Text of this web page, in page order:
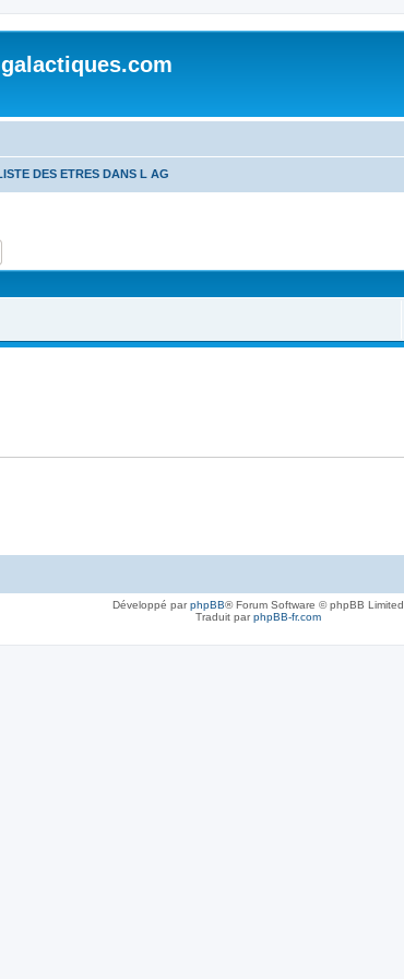
DES ETRES DANS L AG
Développé parphpBB® Forum Software © phpBB Limited
Traduit parphpBB-fr.com